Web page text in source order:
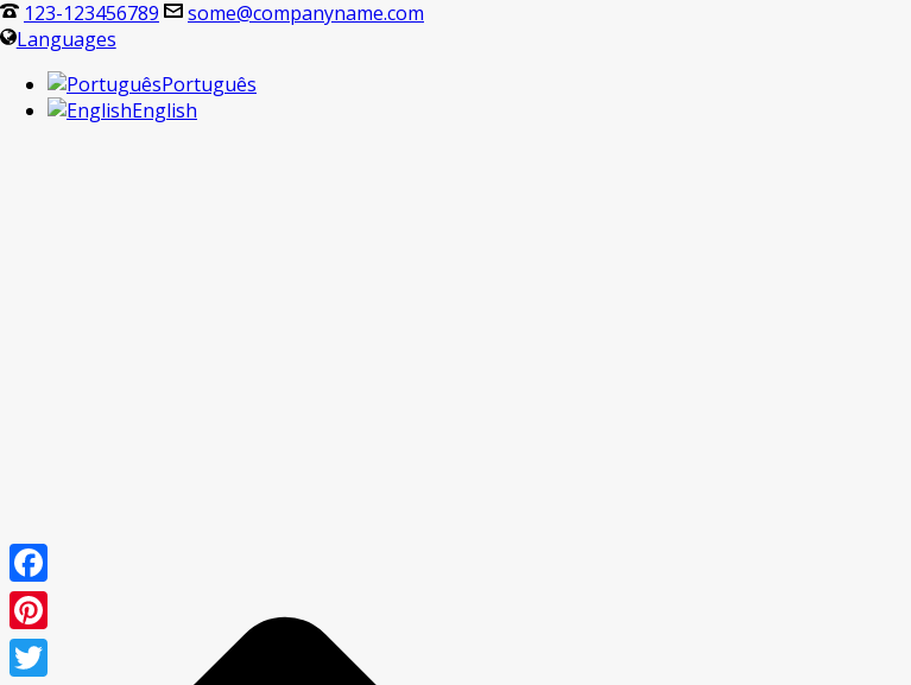
123-123456789
some@companyname.com
Languages
Português
English
Facebook
Pinterest